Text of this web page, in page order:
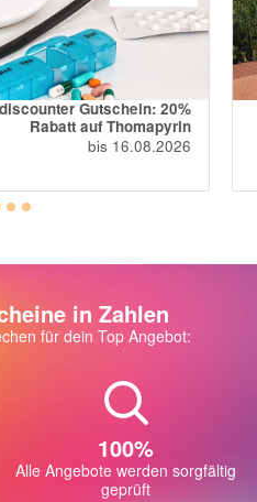
Gutschein: 20%
Rabatt auf Thomapyrin
bis 16.08.2026
in Zahlen
für dein Top Angebot:
100%
Alle Angebote werden sorgfältig
geprüft